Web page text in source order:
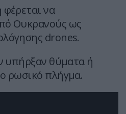
να
Ουκρανούς ως
drones.
υπήρξαν θύματα ή
ρωσικό πλήγμα.